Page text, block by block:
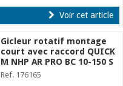
Voir cet article
Gicleur rotatif montage
court avec raccord QUICK
M NHP AR PRO BC 10-150 S
Ref. 176165